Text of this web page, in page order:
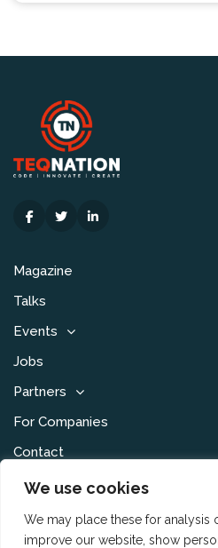
We use cookies
We may place these for analysis
improve our website, show
Magazine
Talks
Events
Jobs
Partners
For Companies
Contact
Disclaimer & Voorwaarden